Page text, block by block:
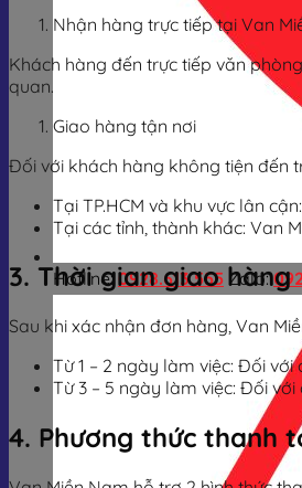
Hotline:0928.613.555 Zalo:
Nhận hàng trực tiếp tại Van
Khách hàng đến trực tiếp văn
quan.
Giao hàng tận nơi
Đối với khách hàng không tiện đến
Tại TP.HCM và khu vực lân
Tại các tỉnh, thành khác: Van
3. Thời gian giao hàng
Sau khi xác nhận đơn hàng, Van
Từ 1 – 2 ngày làm việc: Đối
Từ 3 – 5 ngày làm việc: Đối
4. Phương thức thanh